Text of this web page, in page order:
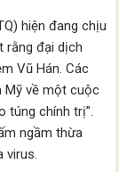
hiện đang chịu
rằng đại dịch
Vũ Hán. Các
Mỹ về một cuộc
túng chính trị”.
ngầm thừa
virus.